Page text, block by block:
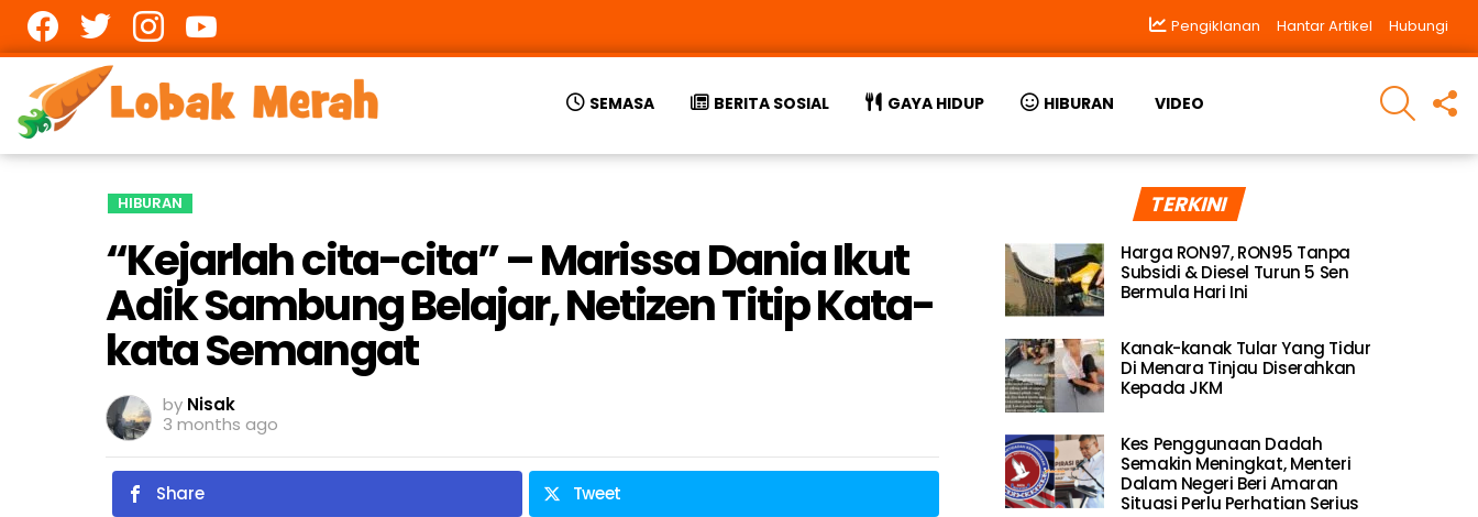
Pengiklanan Hantar Artikel Hubungi
SEMASA BERITA SOSIAL GAYA HIDUP HIBURAN VIDEO
SEARCH
HIBURAN
“Kejarlah cita-cita” – Marissa Dania Ikut
Adik Sambung Belajar, Netizen Titip Kata-
kata Semangat
by Nisak
3 months ago
Share Tweet
TERKINI
Harga RON97, RON95 Tanpa
Subsidi & Diesel Turun 5 Sen
Bermula Hari Ini
Kanak-kanak Tular Yang Tidur
Di Menara Tinjau Diserahkan
Kepada JKM
Kes Penggunaan Dadah
Semakin Meningkat, Menteri
Dalam Negeri Beri Amaran
Situasi Perlu Perhatian Serius